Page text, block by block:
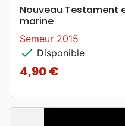
Nouveau Testament
marine
Semeur 2015
check Disponible
Prix
4,90 €